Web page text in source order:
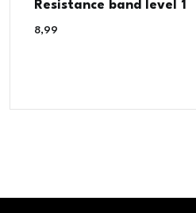
Resistance band level 1
8,99